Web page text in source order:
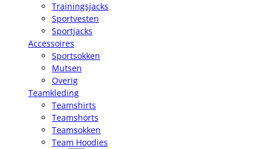
Trainingsjacks
Sportvesten
Sportjacks
Accessoires
Sportsokken
Mutsen
Overig
Teamkleding
Teamshirts
Teamshorts
Teamsokken
Team Hoodies